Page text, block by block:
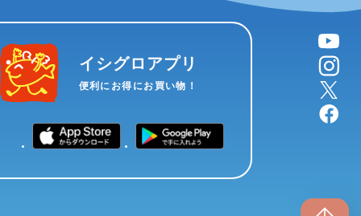
イシグロアプリ
便利にお得にお買い物！
YouTube
instagram
X
facebook